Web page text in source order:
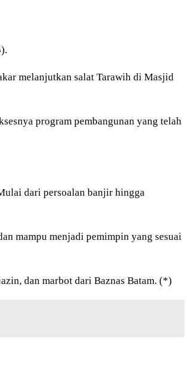
melanjutkan salat Tarawih di Masjid
program pembangunan yang telah
dari persoalan banjir hingga
mampu menjadi pemimpin yang sesuai
dan marbot dari Baznas Batam. (*)